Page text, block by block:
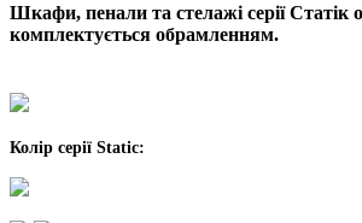
Шкафи, пенали та стелажі серії Статік
комплектується обрамленням.
Колір серії Static: